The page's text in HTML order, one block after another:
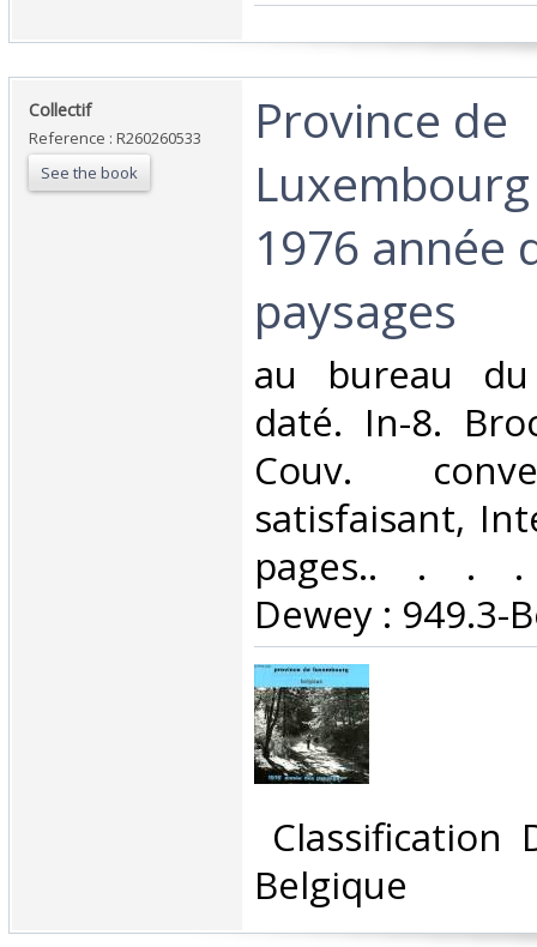
‎Collectif‎
Reference : R260260533
See the book
‎Province de
1976 année
paysages‎
‎au bureau
daté. In-8.
Couv.
satisfaisant,
pages.. . . .
Dewey : 949.3-
Classification
Belgique‎